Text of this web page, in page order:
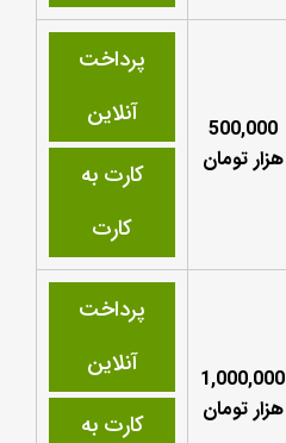
500,000
هزار تومان
پرداخت
آنلاین
کارت به
کارت
1,000,000
هزار تومان
پرداخت
آنلاین
کارت به